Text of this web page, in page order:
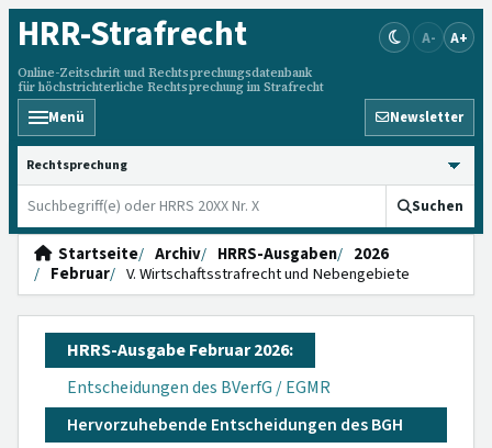
HRR-Strafrecht
Online-Zeitschrift und Rechtsprechungsdatenbank
für höchstrichterliche Rechtsprechung im Strafrecht
A- A+
Menü Newsletter
HRRS durchsuchen
Suchen
Startseite Archiv HRRS-Ausgaben
2026
Februar
V. Wirtschaftsstrafrecht und Nebengebiete
HRRS-Ausgabe Februar 2026:
Entscheidungen des BVerfG / EGMR
Hervorzuhebende Entscheidungen des BGH